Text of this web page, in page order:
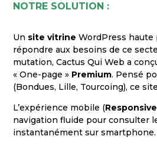
NOTRE SOLUTION :
Un site vitrine WordPress
répondre aux besoins de ce
mutation, Cactus Qui Web a
« One-page » Premium. Pensé
(Bondues, Lille, Tourcoing), ce
L’expérience mobile (
navigation fluide pour consulter
instantanément sur smartphone.